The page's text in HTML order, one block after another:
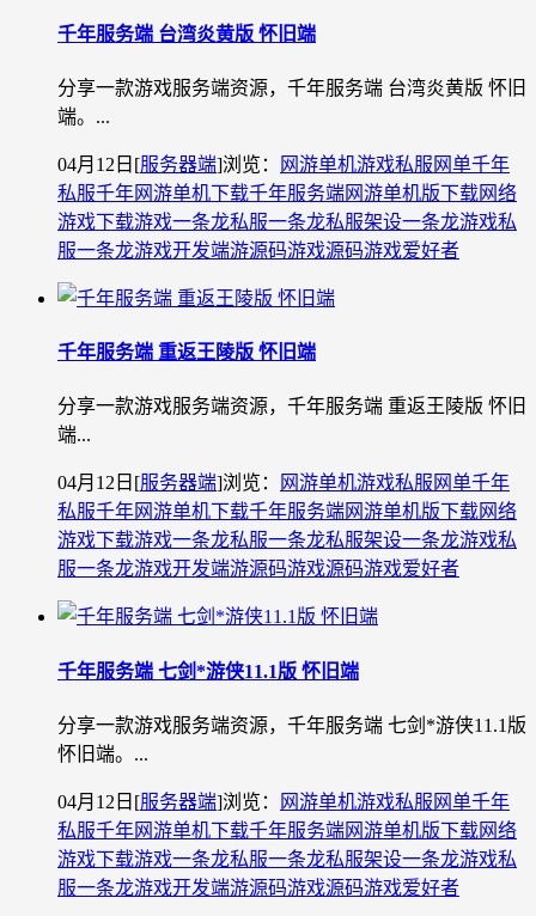
千年服务端 台湾炎黄版 怀旧端
分享一款游戏服务端资源，千年服务端 台湾炎黄版 怀旧
端。...
04月12日 [服务器端]浏览： 网游单机游戏私服 网单千年
私服千年网游单机下载千年服务端网游单机版下载网络
游戏下载游戏一条龙私服一条龙私服架设一条龙游戏私
服一条龙游戏开发端游源码游戏源码游戏爱好者
千年服务端 重返王陵版 怀旧端
分享一款游戏服务端资源，千年服务端 重返王陵版 怀旧
端...
04月12日 [服务器端]浏览： 网游单机游戏私服 网单千年
私服千年网游单机下载千年服务端网游单机版下载网络
游戏下载游戏一条龙私服一条龙私服架设一条龙游戏私
服一条龙游戏开发端游源码游戏源码游戏爱好者
千年服务端 七剑*游侠11.1版 怀旧端
分享一款游戏服务端资源，千年服务端 七剑*游侠11.1版
怀旧端。...
04月12日 [服务器端]浏览： 网游单机游戏私服 网单千年
私服千年网游单机下载千年服务端网游单机版下载网络
游戏下载游戏一条龙私服一条龙私服架设一条龙游戏私
服一条龙游戏开发端游源码游戏源码游戏爱好者